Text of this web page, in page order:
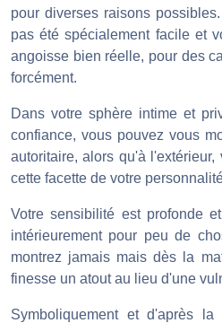
pour diverses raisons
pas été spécialement facile et
angoisse bien réelle, pour des
forcément.
Dans votre sphère intime et
confiance, vous pouvez vous
autoritaire, alors qu'à
cette facette de votre
Votre sensibilité est profonde
intérieurement pour peu de
montrez jamais mais dès la
finesse un atout au lieu d'une
Symboliquement et d'après